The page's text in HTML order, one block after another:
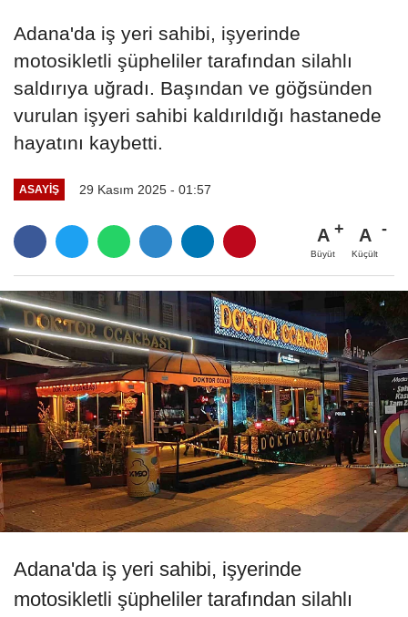
Adana'da iş yeri sahibi, işyerinde
motosikletli şüpheliler tarafından silahlı
saldırıya uğradı. Başından ve göğsünden
vurulan işyeri sahibi kaldırıldığı hastanede
hayatını kaybetti.
ASAYIŞ 29 Kasım 2025 - 01:57
A
Büyüt
A
Küçült
Adana'da iş yeri sahibi, işyerinde
motosikletli şüpheliler tarafından silahlı